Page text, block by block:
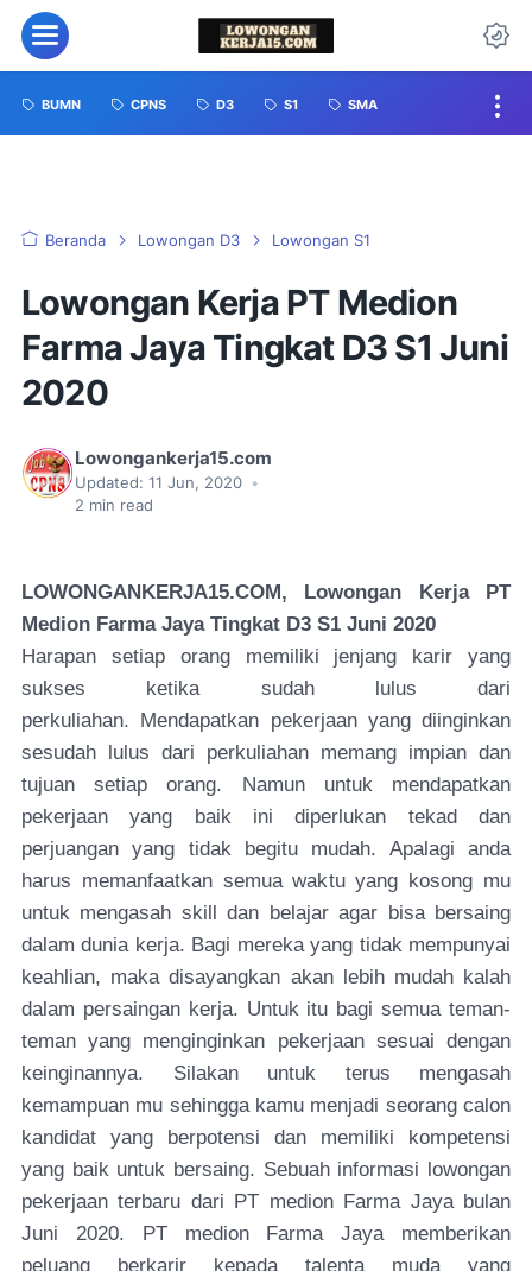
BUMN CPNS D3 S1 SMA
Beranda Lowongan D3 Lowongan S1
Lowongan Kerja PT Medion
Farma Jaya Tingkat D3 S1 Juni
2020
Lowongankerja15.com
Updated: 11 Jun, 2020 •
2 min read
LOWONGANKERJA15.COM, Lowongan Kerja PT
Medion Farma Jaya Tingkat D3 S1 Juni 2020
Harapan setiap orang memiliki jenjang karir yang
sukses ketika sudah lulus dari
perkuliahan. Mendapatkan pekerjaan yang diinginkan
sesudah lulus dari perkuliahan memang impian dan
tujuan setiap orang. Namun untuk mendapatkan
pekerjaan yang baik ini diperlukan tekad dan
perjuangan yang tidak begitu mudah. Apalagi anda
harus memanfaatkan semua waktu yang kosong mu
untuk mengasah skill dan belajar agar bisa bersaing
dalam dunia kerja. Bagi mereka yang tidak mempunyai
keahlian, maka disayangkan akan lebih mudah kalah
dalam persaingan kerja. Untuk itu bagi semua teman-
teman yang menginginkan pekerjaan sesuai dengan
keinginannya. Silakan untuk terus mengasah
kemampuan mu sehingga kamu menjadi seorang calon
kandidat yang berpotensi dan memiliki kompetensi
yang baik untuk bersaing. Sebuah informasi lowongan
pekerjaan terbaru dari PT medion Farma Jaya bulan
Juni 2020. PT medion Farma Jaya memberikan
peluang berkarir kepada talenta muda yang